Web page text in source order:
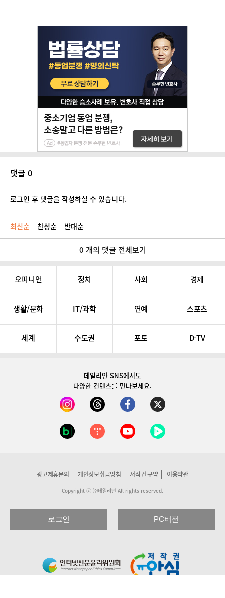
댓글 0
로그인 후 댓글을 작성하실 수 있습니다.
최신순 찬성순 반대순
0 개의 댓글 전체보기
오피니언 정치 사회 경제
생활/문화 IT/과학 연예 스포츠
세계 수도권 포토 D-TV
데일리안 SNS에서도
다양한 컨텐츠를 만나보세요.
광고제휴문의 개인정보취급방침 저작권 규약 이용약관
Copyright ⓒ ㈜데일리안 All rights reserved.
로그인 PC버전